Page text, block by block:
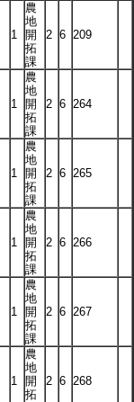
1
農
地
開
拓
課
2 6 209
1
農
地
開
拓
課
2 6 264
1
農
地
開
拓
課
2 6 265
1
農
地
開
拓
課
2 6 266
1
農
地
開
拓
課
2 6 267
1
農
地
開
拓
2 6 268